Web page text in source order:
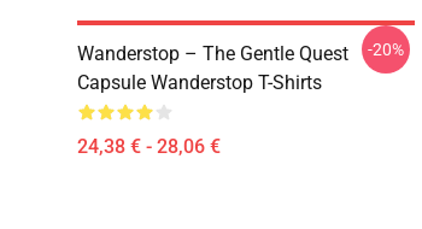
Wanderstop – The Gentle Quest
Capsule Wanderstop T-Shirts
24,38 € - 28,06 €
-20%